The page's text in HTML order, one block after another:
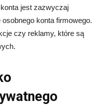
jest zazwyczaj
konta firmowego.
czy reklamy, które są